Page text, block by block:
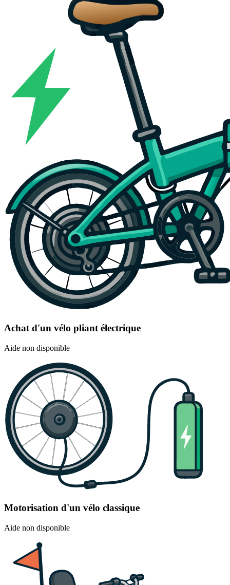
Achat d'un vélo pliant électrique
Aide non disponible
Motorisation d'un vélo classique
Aide non disponible